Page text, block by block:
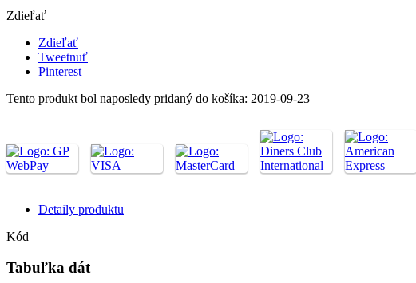
Zdieľať
Zdieľať
Tweetnuť
Pinterest
Tento produkt bol naposledy pridaný do košíka: 2019-09-23
Detaily produktu
Kód
Tabuľka dát